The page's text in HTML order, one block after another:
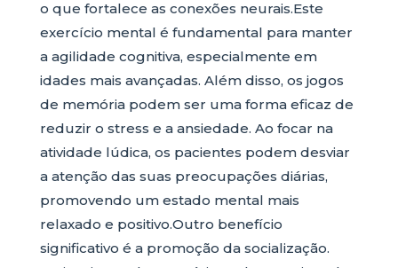
o que fortalece as conexões neurais.Este
exercício mental é fundamental para manter
a agilidade cognitiva, especialmente em
idades mais avançadas. Além disso, os jogos
de memória podem ser uma forma eficaz de
reduzir o stress e a ansiedade. Ao focar na
atividade lúdica, os pacientes podem desviar
a atenção das suas preocupações diárias,
promovendo um estado mental mais
relaxado e positivo.Outro benefício
significativo é a promoção da socialização.